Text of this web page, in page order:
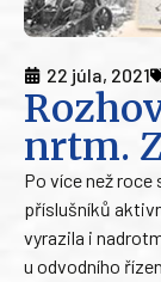
22 júla, 2021
nrtm.
Po více než
příslušníků
vyrazila i
u odvodního